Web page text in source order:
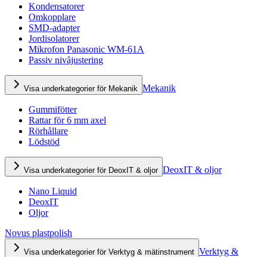
Kondensatorer
Omkopplare
SMD-adapter
Jordisolatorer
Mikrofon Panasonic WM-61A
Passiv nivåjustering
Visa underkategorier för Mekanik Mekanik
Gummifötter
Rattar för 6 mm axel
Rörhållare
Lödstöd
Visa underkategorier för DeoxIT & oljor DeoxIT & oljor
Nano Liquid
DeoxIT
Oljor
Novus plastpolish
Visa underkategorier för Verktyg & mätinstrument Verktyg &